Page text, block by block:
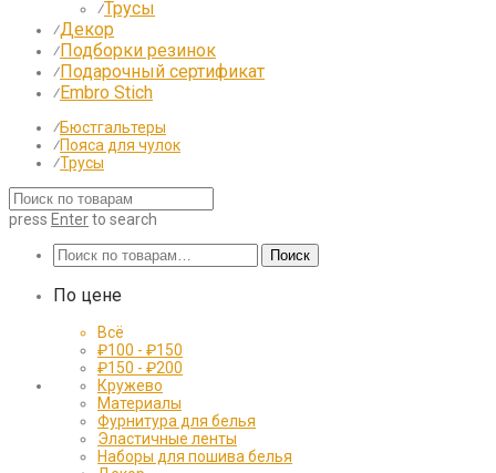
⁄Трусы
⁄Декор
⁄Подборки резинок
⁄Подарочный сертификат
⁄Embro Stich
⁄Бюстгальтеры
⁄Пояса для чулок
⁄Трусы
press Enterto search
Искать:
Поиск
По цене
Всё
₽100 - ₽150
₽150 - ₽200
Кружево
Материалы
Фурнитура для белья
Эластичные ленты
Наборы для пошива белья